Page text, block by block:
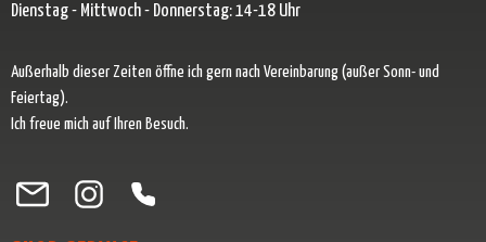
Dienstag - Mittwoch - Donnerstag: 14-18 Uhr
Außerhalb dieser Zeiten öffne ich gern nach Vereinbarung (außer Sonn- und
Feiertag).
Ich freue mich auf Ihren Besuch.
Besuche uns auf Facebook – öffnet in neuem Tab (externer Link)
Schau auf Instagram vorbei – öffnet in neuem Tab (externer Link)
Lass dich auf Pinterest inspirieren – öffnet in neuem Tab
Folge uns auf X – öffnet in neuem Tab (externer Link)